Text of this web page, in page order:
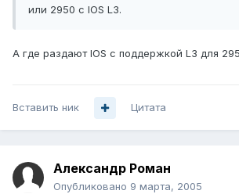
или 2950 с IOS L3.
А где раздают IOS с поддержкой L3 для
Вставить ник Цитата
Александр Роман
Опубликовано 9 марта, 2005